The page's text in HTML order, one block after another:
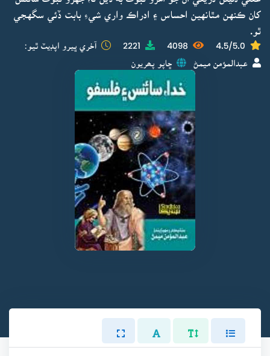
کان ڪنهن مٿانهين احساس ۽ ادراڪ واري شيءِ بابت ڏئي سگهجي
ٿو.
4.5/5.0
4098
2221 آخري ڀيرو اپڊيٽ ٿيو:
عبدالمؤمن ميمڻ ڇاپو پھريون